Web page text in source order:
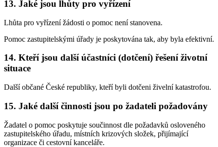
13. Jaké jsou lhůty pro vyřízení
Lhůta pro vyřízení žádosti o pomoc není stanovena.
Pomoc zastupitelskými úřady je poskytována tak, aby byla efektivní.
14. Kteří jsou další účastníci (dotčení) řešení životní
situace
Další občané České republiky, kteří byli dotčeni živelní katastrofou.
15. Jaké další činnosti jsou po žadateli požadovány
Žadatel o pomoc poskytuje součinnost dle požadavků osloveného
zastupitelského úřadu, místních krizových složek, přijímající
organizace či cestovní kanceláře.